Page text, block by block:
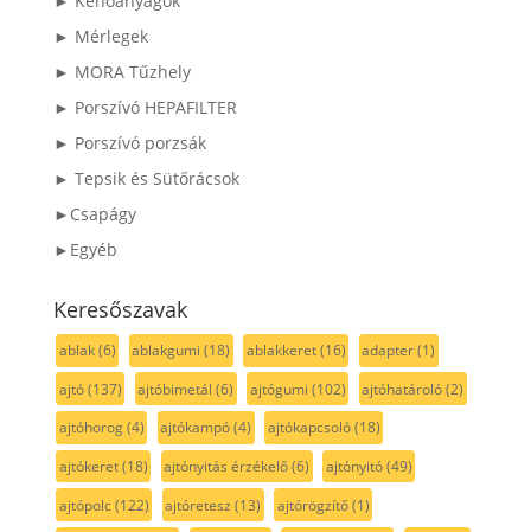
► Mérlegek
► MORA Tűzhely
► Porszívó HEPAFILTER
► Porszívó porzsák
► Tepsik és Sütőrácsok
►Csapágy
►Egyéb
Keresőszavak
ablak(6) ablakgumi (18) ablakkeret(16) adapter(1)
ajtó(137) ajtóbimetál (6) ajtógumi (102) ajtóhatároló(2)
ajtóhorog(4) ajtókampó(4) ajtókapcsoló(18)
ajtókeret(18) ajtónyitás érzékelő(6) ajtónyitó(49)
ajtópolc(122) ajtóretesz (13) ajtórögzítő(1)